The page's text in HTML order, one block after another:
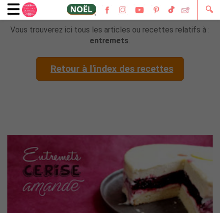
🔍
Vous trouverez ici tous les articles ou recettes relatifs à :
entremets
Retour à l'index des recettes